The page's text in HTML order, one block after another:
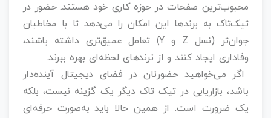
محبوب‌ترین صفحات در حوزه کاری خود هستند. حضور در
تیک‌تاک به برندها این امکان را می‌دهد تا با مخاطبان
جوان‌تر (نسل Z و Y) تعامل عمیق‌تری داشته باشند،
وفاداری ایجاد کنند و از ترندهای لحظه‌ای بهره ببرند.
اگر می‌خواهید حضورتان در فضای دیجیتال آینده‌دار
باشد، بازاریابی در تیک تاک دیگر یک گزینه نیست، بلکه
یک ضرورت است. از همین حالا باید به‌صورت حرفه‌ای